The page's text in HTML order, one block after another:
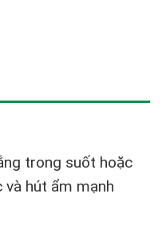
trong suốt hoặc
và hút ẩm mạnh